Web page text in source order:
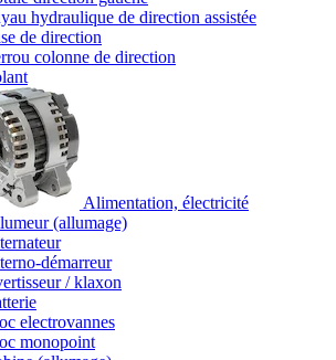
hydraulique de direction assistée
de direction
colonne de direction
Alimentation, électricité
(allumage)
démarreur
/ klaxon
electrovannes
monopoint